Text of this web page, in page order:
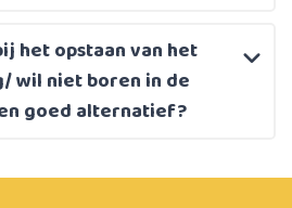
het opstaan van het
wil niet boren in de
goed alternatief?